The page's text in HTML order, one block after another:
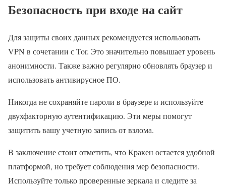
Безопасность при входе на сайт
Для защиты своих данных рекомендуется использовать
VPN в сочетании с Tor. Это значительно повышает уровень
анонимности. Также важно регулярно обновлять браузер и
использовать антивирусное ПО.
Никогда не сохраняйте пароли в браузере и используйте
двухфакторную аутентификацию. Эти меры помогут
защитить вашу учетную запись от взлома.
В заключение стоит отметить, что Кракен остается удобной
платформой, но требует соблюдения мер безопасности.
Используйте только проверенные зеркала и следите за